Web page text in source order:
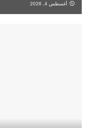
أغسطس 4, 2026